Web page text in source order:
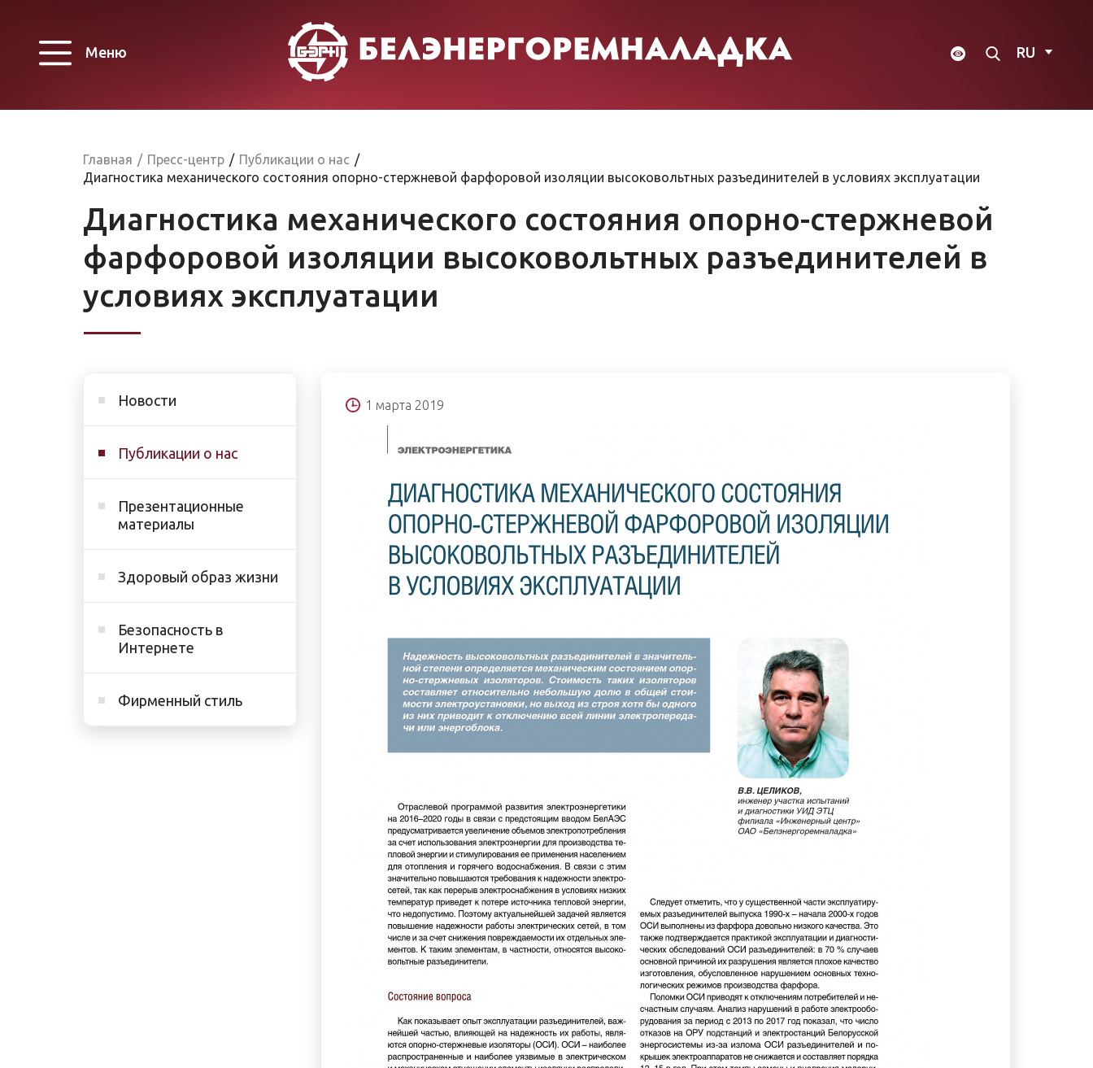
Меню RU
Главная / Пресс-центр / Публикации о нас /
Диагностика механического состояния опорно-стержневой фарфоровой изоляции высоковольтных разъединителей в условиях эксплуатации
Диагностика механического состояния опорно-стержневой
фарфоровой изоляции высоковольтных разъединителей в
условиях эксплуатации
1 марта 2019
Новости
Публикации о нас
Презентационные
материалы
Здоровый образ жизни
Безопасность в
Интернете
Фирменный стиль